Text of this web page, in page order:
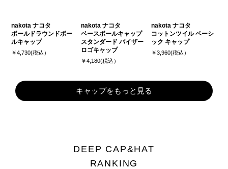
nakota ナコタ
ボールドラウンドボー
ルキャップ
￥4,730(税込）
nakota ナコタ
ベースボールキャップ
スタンダード バイザー
ロゴキャップ
￥4,180(税込）
nakota ナコタ
コットンツイル ベーシ
ック キャップ
￥3,960(税込）
キャップをもっと見る
DEEP CAP&HAT
RANKING